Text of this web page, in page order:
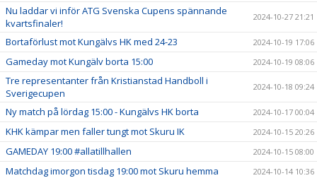
Nu laddar vi inför ATG Svenska Cupens spännande
kvartsfinaler!
2024-10-27 21:21
Bortaförlust mot Kungälvs HK med 24-23 2024-10-19 17:06
Gameday mot Kungälv borta 15:00 2024-10-19 08:06
Tre representanter från Kristianstad Handboll i
Sverigecupen
2024-10-18 09:24
Ny match på lördag 15:00 - Kungälvs HK borta 2024-10-17 00:04
KHK kämpar men faller tungt mot Skuru IK 2024-10-15 20:26
GAMEDAY 19:00 #allatillhallen 2024-10-15 08:00
Matchdag imorgon tisdag 19:00 mot Skuru hemma 2024-10-14 10:36